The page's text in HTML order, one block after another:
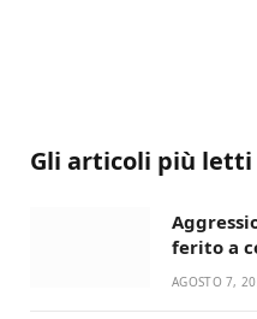
Gli articoli più letti
ferito a
AGOSTO 7,